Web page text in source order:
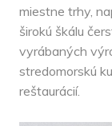
miestne trhy,
širokú škálu
vyrábaných
stredomorskú
reštaurácií.